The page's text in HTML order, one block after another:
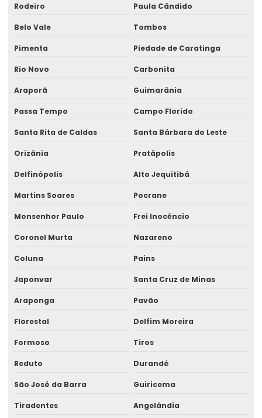
Rodeiro Paula Cândido
Belo Vale Tombos
Pimenta Piedade de Caratinga
Rio Novo Carbonita
Araporã Guimarânia
Passa Tempo Campo Florido
Santa Rita de Caldas Santa Bárbara do Leste
Orizânia Pratápolis
Delfinópolis Alto Jequitibá
Martins Soares Pocrane
Monsenhor Paulo Frei Inocêncio
Coronel Murta Nazareno
Coluna Pains
Japonvar Santa Cruz de Minas
Araponga Pavão
Florestal Delfim Moreira
Formoso Tiros
Reduto Durandé
São José da Barra Guiricema
Tiradentes Angelândia